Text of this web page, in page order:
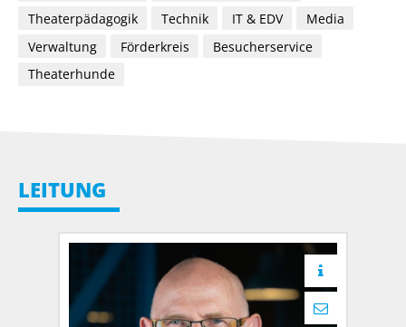
Theaterpädagogik
Technik IT & EDV
Media
Verwaltung
Förderkreis
Besucherservice
Theaterhunde
LEITUNG